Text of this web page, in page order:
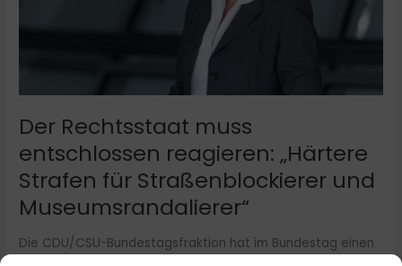
Der Rechtsstaat muss
entschlossen reagieren: „Härtere
Strafen für Straßenblockierer und
Museumsrandalierer“
Die CDU/CSU-Bundestagsfraktion hat im Bundestag einen